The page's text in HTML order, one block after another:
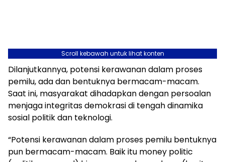
Scroll kebawah untuk lihat konten
Dilanjutkannya, potensi kerawanan dalam proses
pemilu, ada dan bentuknya bermacam-macam.
Saat ini, masyarakat dihadapkan dengan persoalan
menjaga integritas demokrasi di tengah dinamika
sosial politik dan teknologi.
“Potensi kerawanan dalam proses pemilu bentuknya
pun bermacam-macam. Baik itu money politic